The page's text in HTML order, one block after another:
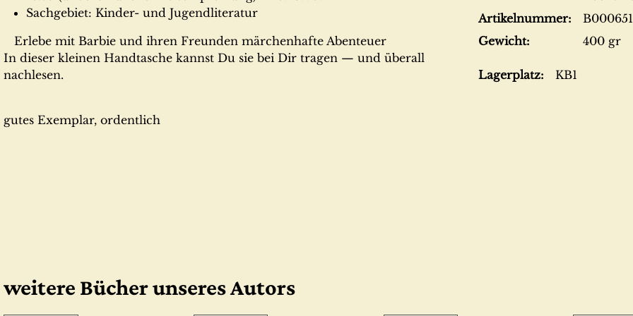
Sachgebiet: Kinder- und Jugendliteratur
Erlebe mit Barbie und ihren Freunden märchenhafte Abenteuer
In dieser kleinen Handtasche kannst Du sie bei Dir tragen — und überall
nachlesen.
gutes Exemplar, ordentlich
Artikelnummer:
Gewicht:
400 gr
Lagerplatz: KB1
weitere Bücher unseres Autors